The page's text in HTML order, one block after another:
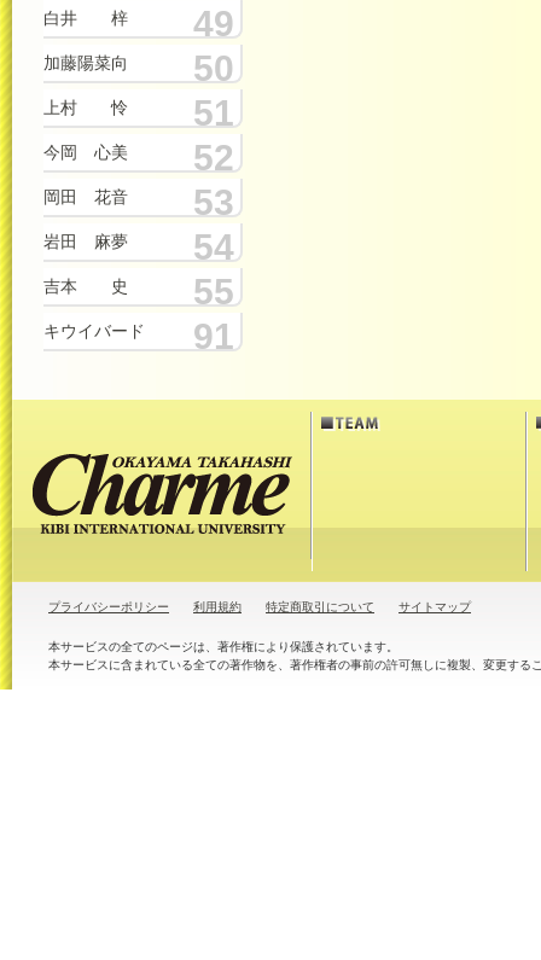
白井 梓 49
加藤陽菜向 50
上村 怜 51
今岡 心美 52
岡田 花音 53
岩田 麻夢 54
吉本 史 55
キウイバード 91
プライバシーポリシー 利用規約 特定商取引について サイトマップ
本サービスの全てのページは、著作権により保護されています。
本サービスに含まれている全ての著作物を、著作権者の事前の許可無しに複製、変更する